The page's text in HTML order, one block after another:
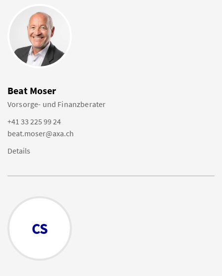
Beat Moser
Vorsorge- und Finanzberater
+41 33 225 99 24
beat.moser@axa.ch
Details
CS